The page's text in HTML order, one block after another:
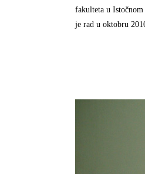
fakulteta u
je rad u oktobru